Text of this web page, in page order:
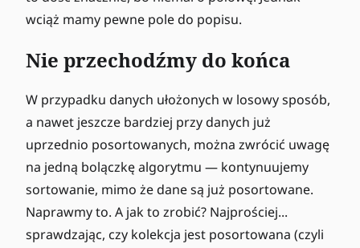
wciąż mamy pewne pole do popisu.
Nie przechodźmy do końca
W przypadku danych ułożonych w losowy sposób,
a nawet jeszcze bardziej przy danych już
uprzednio posortowanych, można zwrócić uwagę
na jedną bolączkę algorytmu — kontynuujemy
sortowanie, mimo że dane są już posortowane.
Naprawmy to. A jak to zrobić? Najprościej...
sprawdzając, czy kolekcja jest posortowana (czyli